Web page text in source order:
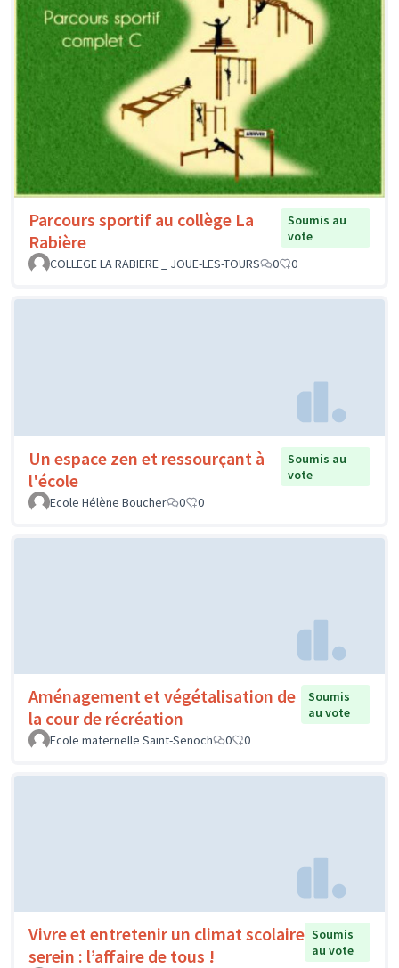
Parcours sportif au collège La
Rabière
Soumis au
vote
COLLEGE LA RABIERE _ JOUE-LES-TOURS
0 0
Un espace zen et ressourçant à
l'école
Soumis au
vote
Ecole Hélène Boucher
0 0
Aménagement et végétalisation de
la cour de récréation
Soumis
au vote
Ecole maternelle Saint-Senoch
0 0
Vivre et entretenir un climat scolaire
serein : l’affaire de tous !
Soumis
au vote